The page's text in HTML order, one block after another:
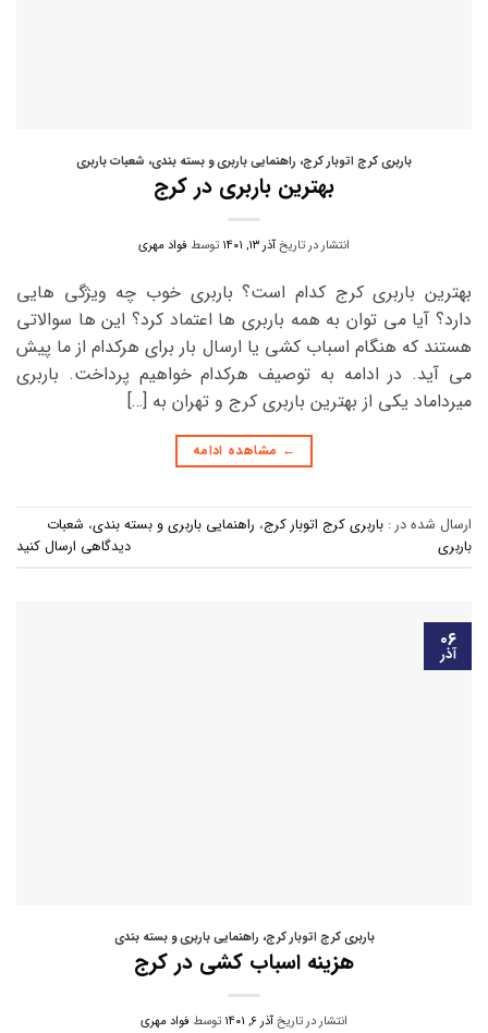
باربری کرج اتوبار کرج، راهنمایی باربری و بسته بندی، شعبات باربری
بهترین باربری در کرج
انتشار در تاریخآذر ۱۳, ۱۴۰۱ توسط فواد مهری
بهترین باربری کرج کدام است؟ باربری خوب چه ویژگی هایی
دارد؟ آیا می توان به همه باربری ها اعتماد کرد؟ این ها سوالاتی
هستند که هنگام اسباب کشی یا ارسال بار برای هرکدام از ما پیش
می آید. در ادامه به توصیف هرکدام خواهیم پرداخت. باربری
میرداماد یکی از بهترین باربری کرج و تهران به […]
← مشاهده ادامه
ارسال شده در : باربری کرج اتوبار کرج، راهنمایی باربری و بسته بندی، شعبات
باربری
دیدگاهی ارسال کنید
۰۶
آذر
باربری کرج اتوبار کرج، راهنمایی باربری و بسته بندی
هزینه اسباب کشی در کرج
انتشار در تاریخآذر ۶, ۱۴۰۱ توسط فواد مهری